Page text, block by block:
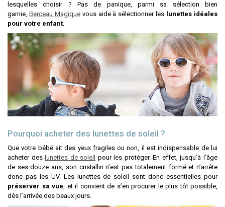
lesquelles choisir ? Pas de panique, parmi sa sélection bien
garnie, Berceau Magiquevous aide à sélectionner les lunettes idéales
pour votre enfant.
Pourquoi acheter des lunettes de soleil ?
Que votre bébé ait des yeux fragiles ou non, il est indispensable de lui
acheter des lunettes de soleil pour les protéger. En effet, jusqu’à l’âge
de ses douze ans, son cristallin n’est pas totalement formé et n’arrête
donc pas les UV. Les lunettes de soleil sont donc essentielles pour
préserver sa vue, et il convient de s’en procurer le plus tôt possible,
dès l’arrivée des beaux jours.